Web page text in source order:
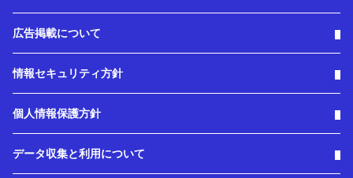
広告掲載について
情報セキュリティ方針
個人情報保護方針
データ収集と利用について